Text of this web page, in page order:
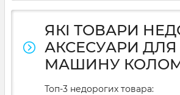
ЯКІ ТОВАРИ
АКСЕСУАРИ
МАШИНУ
Топ-3 недорогих товара: